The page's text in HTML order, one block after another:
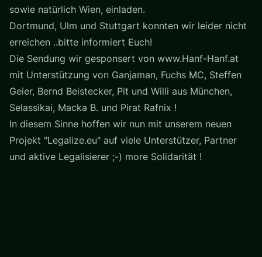
sowie natürlich Wien, einladen.
Dortmund, Ulm und Stuttgart konnten wir leider nicht
erreichen ..bitte informiert Euch!
Die Sendung wir gesponsert von www.Hanf-Hanf.at
mit Unterstützung von Ganjaman, Fuchs MC, Steffen
Geier, Bernd Beistecker, Pit und Willi aus München,
Selassikai, Macka B. und Pirat Rafnix !
In diesem Sinne hoffen wir nun mit unserem neuen
Projekt "Legalize.eu" auf viele Unterstützer, Partner
und aktive Legalisierer ;-) more Solidarität !